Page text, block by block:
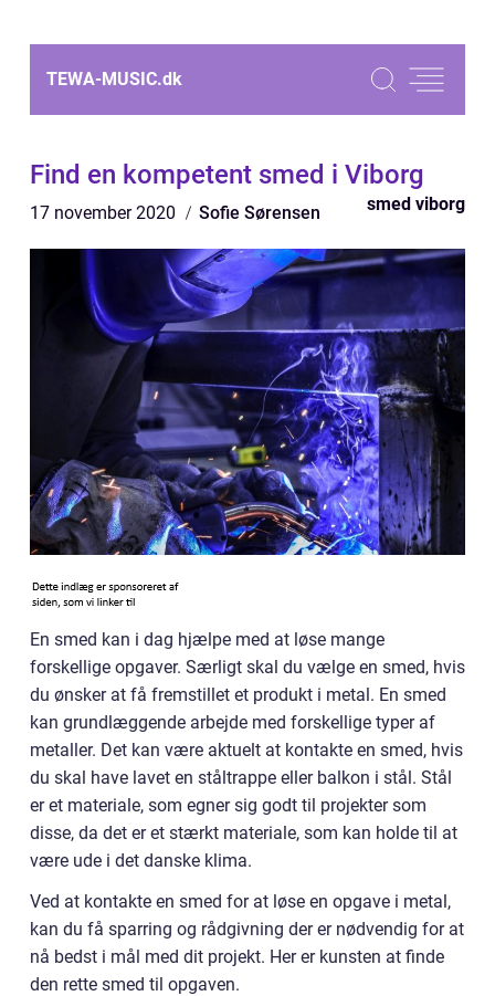
TEWA-MUSIC.dk
Find en kompetent smed i Viborg
17 november 2020 Sofie Sørensen smed viborg
En smed kan i dag hjælpe med at løse mange
forskellige opgaver. Særligt skal du vælge en smed, hvis
du ønsker at få fremstillet et produkt i metal. En smed
kan grundlæggende arbejde med forskellige typer af
metaller. Det kan være aktuelt at kontakte en smed, hvis
du skal have lavet en ståltrappe eller balkon i stål. Stål
er et materiale, som egner sig godt til projekter som
disse, da det er et stærkt materiale, som kan holde til at
være ude i det danske klima.
Ved at kontakte en smed for at løse en opgave i metal,
kan du få sparring og rådgivning der er nødvendig for at
nå bedst i mål med dit projekt. Her er kunsten at finde
den rette smed til opgaven.